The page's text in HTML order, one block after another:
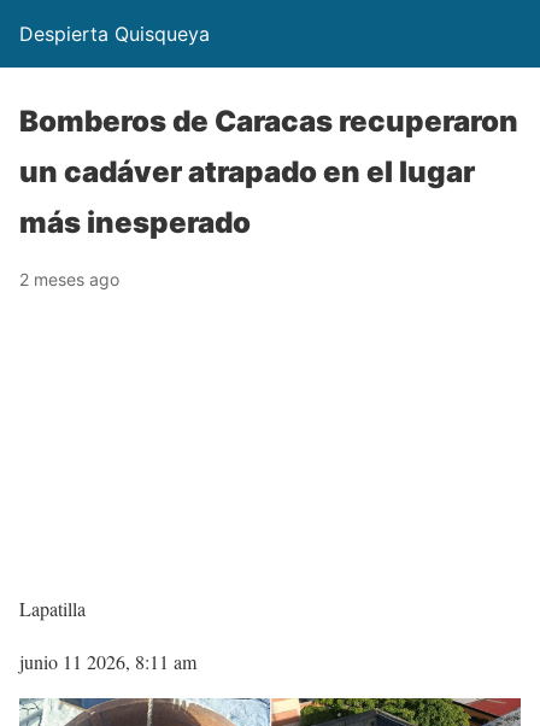
Despierta Quisqueya
Bomberos de Caracas recuperaron
un cadáver atrapado en el lugar
más inesperado
2 meses ago
Lapatilla
junio 11 2026, 8:11 am